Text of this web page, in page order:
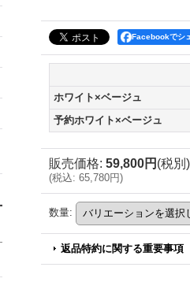
Facebookでシ
ホワイト×ベージュ
予約ホワイト×ベージュ
販売価格: 59,800円 (税別)
(税込: 65,780円)
数量:
返品特約に関する重要事項